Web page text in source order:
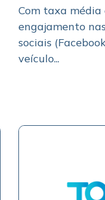
Com taxa
engajamento
sociais
veículo...